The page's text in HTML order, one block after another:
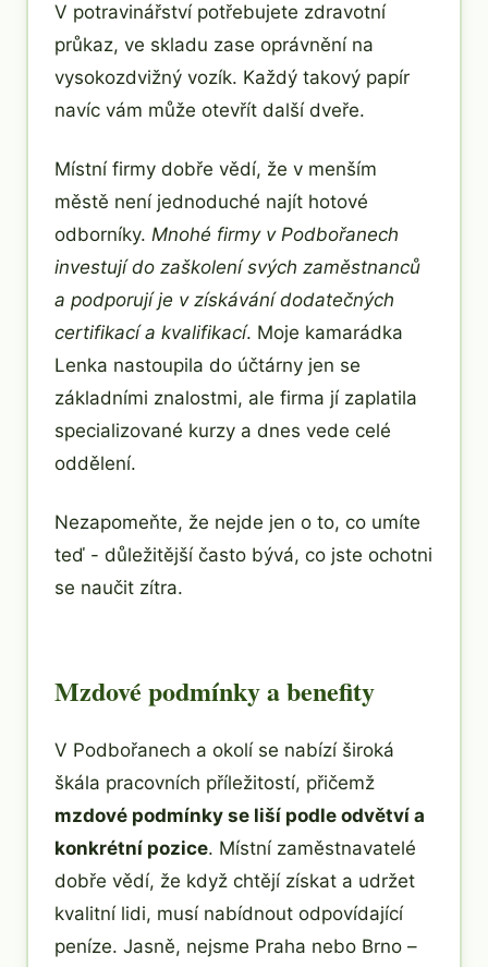
V potravinářství potřebujete zdravotní
průkaz, ve skladu zase oprávnění na
vysokozdvižný vozík. Každý takový papír
navíc vám může otevřít další dveře.
Místní firmy dobře vědí, že v menším
městě není jednoduché najít hotové
odborníky. Mnohé firmy v Podbořanech
investují do zaškolení svých zaměstnanců
a podporují je v získávání dodatečných
certifikací a kvalifikací. Moje kamarádka
Lenka nastoupila do účtárny jen se
základními znalostmi, ale firma jí zaplatila
specializované kurzy a dnes vede celé
oddělení.
Nezapomeňte, že nejde jen o to, co umíte
teď - důležitější často bývá, co jste ochotni
se naučit zítra.
Mzdové podmínky a benefity
V Podbořanech a okolí se nabízí široká
škála pracovních příležitostí, přičemž
mzdové podmínky se liší podle odvětví a
konkrétní pozice. Místní zaměstnavatelé
dobře vědí, že když chtějí získat a udržet
kvalitní lidi, musí nabídnout odpovídající
peníze. Jasně, nejsme Praha nebo Brno –